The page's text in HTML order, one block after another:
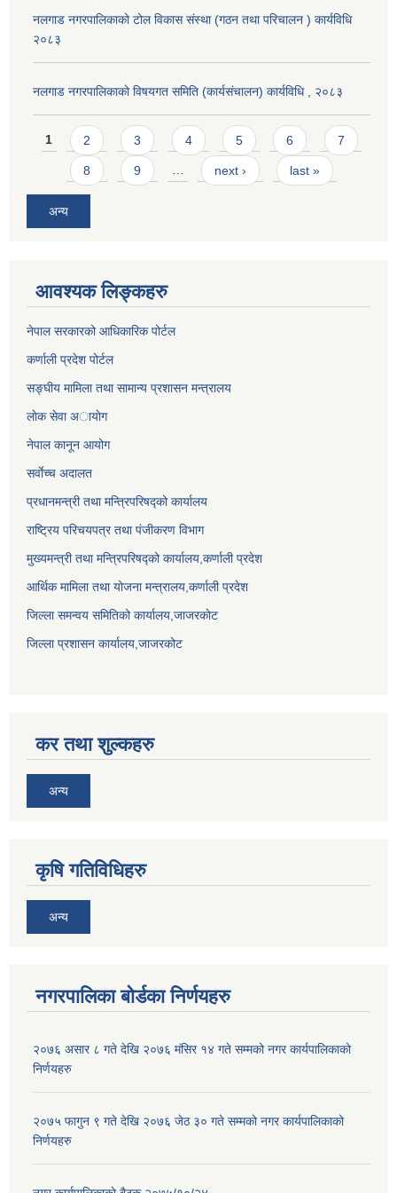
नलगाड नगरपालिकाको टोल विकास संस्था (गठन तथा परिचालन ) कार्यविधि
२०८३
नलगाड नगरपालिकाको विषयगत समिति (कार्यसंचालन) कार्यविधि , २०८३
Pages
1 2 3 4 5 6 7
8 9 … next › last »
अन्य
आवश्यक लिङ्कहरु
नेपाल सरकारको आधिकारिक पोर्टल
कर्णाली प्रदेश पोर्टल
सङ्घीय मामिला तथा सामान्य प्रशासन मन्त्रालय
लाेक सेवा अायाेग
नेपाल कानून आयोग
सर्वाेच्च अदालत
प्रधानमन्त्री तथा मन्त्रिपरिषद्को कार्यालय
राष्ट्रिय परिचयपत्र तथा पंजीकरण विभाग
मुख्यमन्त्री तथा मन्त्रिपरिषद्को कार्यालय,कर्णाली प्रदेश
आर्थिक मामिला तथा योजना मन्त्रालय,कर्णाली प्रदेश
जिल्ला समन्वय समितिको कार्यालय,जाजरकाेट
जिल्ला प्रशासन कार्यालय,जाजरकोट
कर तथा शुल्कहरु
अन्य
कृषि गतिविधिहरु
अन्य
नगरपालिका बोर्डका निर्णयहरु
२०७६ असार ८ गते देखि २०७६ मंसिर १४ गते सम्मको नगर कार्यपालिकाको
निर्णयहरु
२०७५ फागुन ९ गते देखि २०७६ जेठ ३० गते सम्मको नगर कार्यपालिकाको
निर्णयहरु